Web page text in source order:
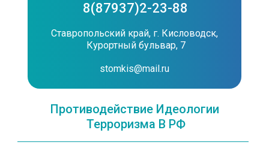
Cтавропольский край, г. Кисловодск,
Курортный бульвар, 7
stomkis@mail.ru
8(87937)2-23-88
Противодействие Идеологии
Терроризма В РФ